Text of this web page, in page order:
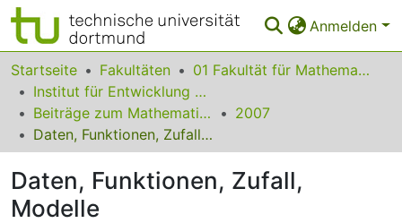
Anmelden
Bereiche & Sammlungen
Das gesamte Repositorium
Statistiken
FAQ
Leitlinien
Startseite Fakultäten
01 Fakultät für Mathematik
Institut für Entwicklung und Erforschung des Mathematikunterrichts
Beiträge zum Mathematikunterricht
2007
Daten, Funktionen, Zufall, Modelle
Daten, Funktionen, Zufall,
Modelle